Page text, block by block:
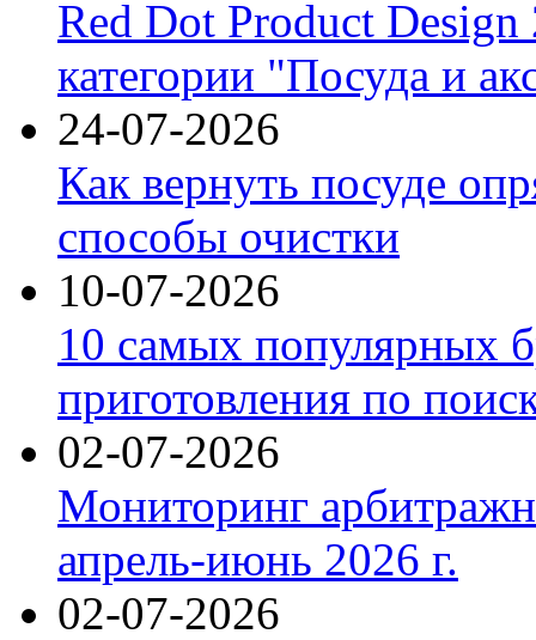
Red Dot Product Design
категории "Посуда и
24-07-2026
Как вернуть посуде
способы очистки
10-07-2026
10 самых популярных
приготовления по
02-07-2026
Мониторинг
апрель-июнь 2026 г.
02-07-2026